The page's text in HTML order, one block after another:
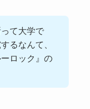
て大学で
るなんて、
ロック』の